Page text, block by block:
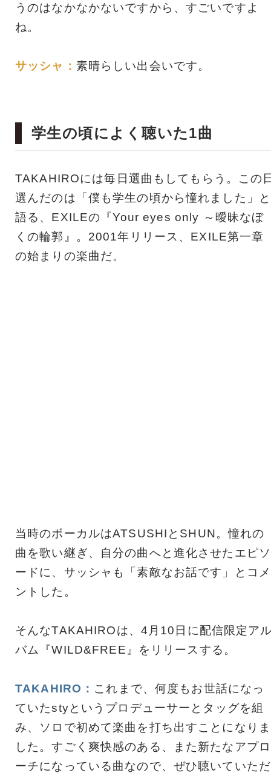
うのはなかなかないですから、すごいですよ
ね。
サッシャ： 素晴らしい出会いです。
学生の頃によく聴いた1曲
TAKAHIROには毎日選曲もしてもらう。この
選んだのは「僕も学生の頃から憧れました」と
語る、EXILEの『Your eyes only ～曖昧なぼ
くの輪郭』。2001年リリース、EXILE第一章
の始まりの楽曲だ。
当時のボーカルはATSUSHIとSHUN。憧れの
曲を歌い継ぎ、自分の曲へと進化させたエピソ
ードに、サッシャも「素敵なお話です」とコメ
ントした。
そんなTAKAHIROは、4月10日に配信限定ア
バム『WILD&FREE』をリリースする。
TAKAHIRO： これまで、何度もお世話になっ
ていたstyというプロデューサーとタッグを組
み、ソロで初めて楽曲を打ち出すことになりま
した。すごく爽快感のある、また新たなアプロ
ーチになっている曲なので、ぜひ聴いていただ